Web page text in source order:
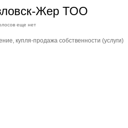
Жер ТОО
еще нет
купля-продажа собственности (услуги)